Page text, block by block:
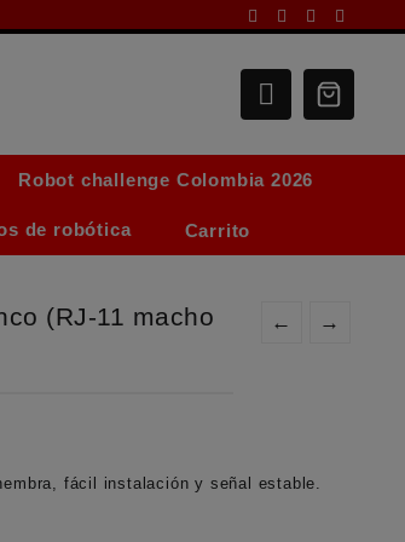
Robot challenge Colombia 2026
de robótica Carrito
← →
(RJ-11 macho
fácil instalación y señal estable.